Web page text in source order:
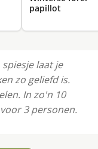
papillot
spiesje laat je
zo geliefd is.
In zo'n 10
3 personen.